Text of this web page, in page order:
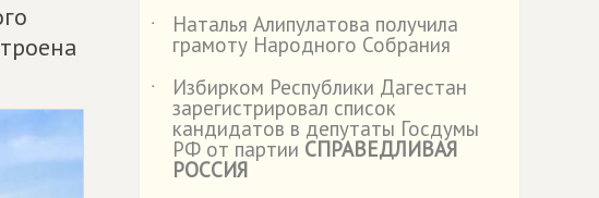
˙
Наталья Алипулатова получила
грамоту Народного Собрания
˙
Избирком Республики Дагестан
зарегистрировал список
кандидатов в депутаты Госдумы
РФ от партии СПРАВЕДЛИВАЯ
РОССИЯ